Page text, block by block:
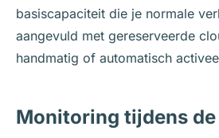
basiscapaciteit die je normale
aangevuld met gereserveerde
handmatig of automatisch
Monitoring tijdens